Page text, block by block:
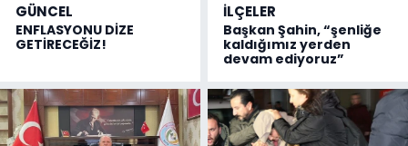
GÜNCEL
ENFLASYONU DİZE
GETİRECEĞİZ!
İLÇELER
Başkan Şahin, “şenliğe
kaldığımız yerden
devam ediyoruz”